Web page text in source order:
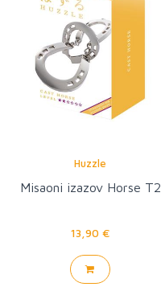
Huzzle
Misaoni izazov Horse T2
13,90 €